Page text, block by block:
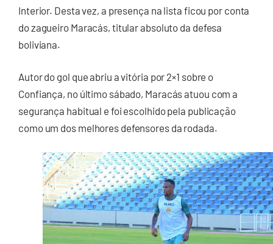
Interior. Desta vez, a presença na lista ficou por conta
do zagueiro Maracás, titular absoluto da defesa
boliviana.
Autor do gol que abriu a vitória por 2×1 sobre o
Confiança, no último sábado, Maracás atuou com a
segurança habitual e foi escolhido pela publicação
como um dos melhores defensores da rodada.